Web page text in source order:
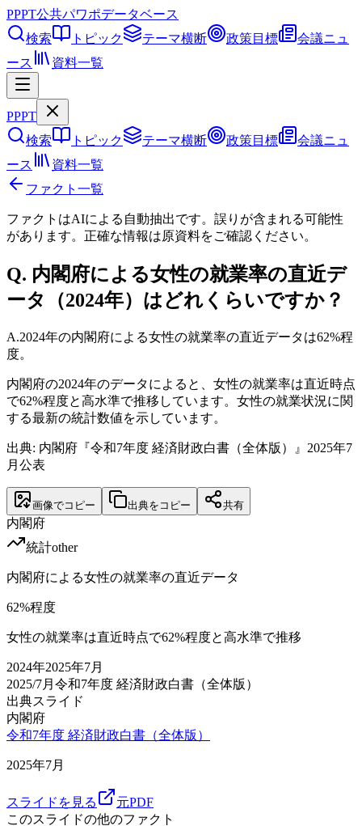
PPPT公共パワポデータベース
検索
トピック テーマ横断 政策目標
会議ニュ
ース
資料一覧
PPPT
検索
トピック テーマ横断 政策目標
会議ニュ
ース
資料一覧
ファクト一覧
ファクトはAIによる自動抽出です。誤りが含まれる可能性
があります。正確な情報は原資料をご確認ください。
Q. 内閣府による女性の就業率の直近デ
ータ（2024年）はどれくらいですか？
A.2024年の内閣府による女性の就業率の直近データは62%程
度。
内閣府の2024年のデータによると、女性の就業率は直近時点
で62%程度と高水準で推移しています。女性の就業状況に関
する最新の統計数値を示しています。
出典: 内閣府『令和7年度 経済財政白書（全体版）』2025年7
月公表
画像でコピー 出典をコピー 共有
内閣府
統計other
内閣府による女性の就業率の直近データ
62%程度
女性の就業率は直近時点で62%程度と高水準で推移
2024年2025年7月
2025/7月 令和7年度 経済財政白書（全体版）
出典スライド
内閣府
令和7年度 経済財政白書（全体版）
2025年7月
スライドを見る
元PDF
このスライドの他のファクト